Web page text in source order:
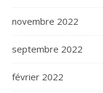
novembre 2022
septembre 2022
février 2022